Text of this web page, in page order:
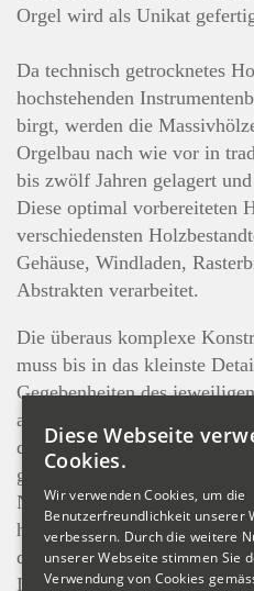
Orgel wird als Unikat
Da technisch getrocknetes
hochstehenden
birgt, werden die
Orgelbau nach wie vor in
bis zwölf Jahren gelagert
Diese optimal vorbereiteten
verschiedensten
Gehäuse, Windladen,
Abstrakten verarbeitet.
Die überaus komplexe
muss bis in das kleinste
Gegebenheiten des
abgestimmt sein. Von einem
deshalb sowohl
grosses stilistisches
Neben der Qualität der
handwerklichen Ausführung
deshalb auch auf das
Instrumente grossen Wert.
Diese Webseite
Cookies.
Wir verwenden Cookies, um die
Benutzerfreundlichkeit unserer
verbessern. Durch die weitere
unserer Webseite stimmen Sie
Verwendung von Cookies